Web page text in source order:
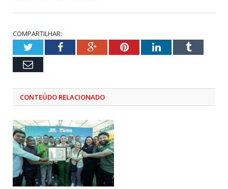
COMPARTILHAR:
TwitterFacebookGoogle+PinterestLinkedInTumblr
Email
CONTEÚDO RELACIONADO